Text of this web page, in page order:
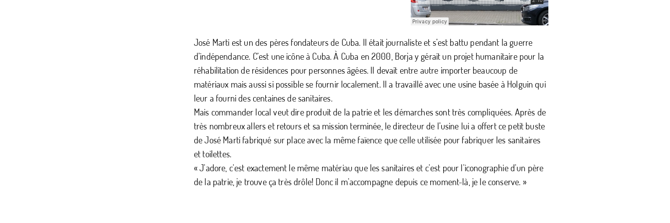
José Marti est un des pères fondateurs de Cuba. Il était journaliste et s’est battu pendant la guerre
d’indépendance. C’est une icône à Cuba. À Cuba en 2000, Borja y gérait un projet humanitaire pour la
réhabilitation de résidences pour personnes âgées. Il devait entre autre importer beaucoup de
matériaux mais aussi si possible se fournir localement. Il a travaillé avec une usine basée à Holguin qui
leur a fourni des centaines de sanitaires.
Mais commander local veut dire produit de la patrie et les démarches sont très compliquées. Après de
très nombreux allers et retours et sa mission terminée, le directeur de l’usine lui a offert ce petit buste
de José Marti fabriqué sur place avec la même faïence que celle utilisée pour fabriquer les sanitaires
et toilettes.
« J'adore, c'est exactement le même matériau que les sanitaires et c'est pour l'iconographie d'un père
de la patrie, je trouve ça très drôle! Donc il m'accompagne depuis ce moment-là, je le conserve. »